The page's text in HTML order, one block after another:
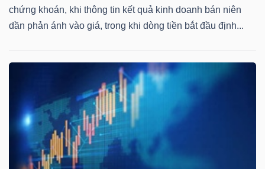
chứng khoán, khi thông tin kết quả kinh doanh bán niên
dần phản ánh vào giá, trong khi dòng tiền bắt đầu định...